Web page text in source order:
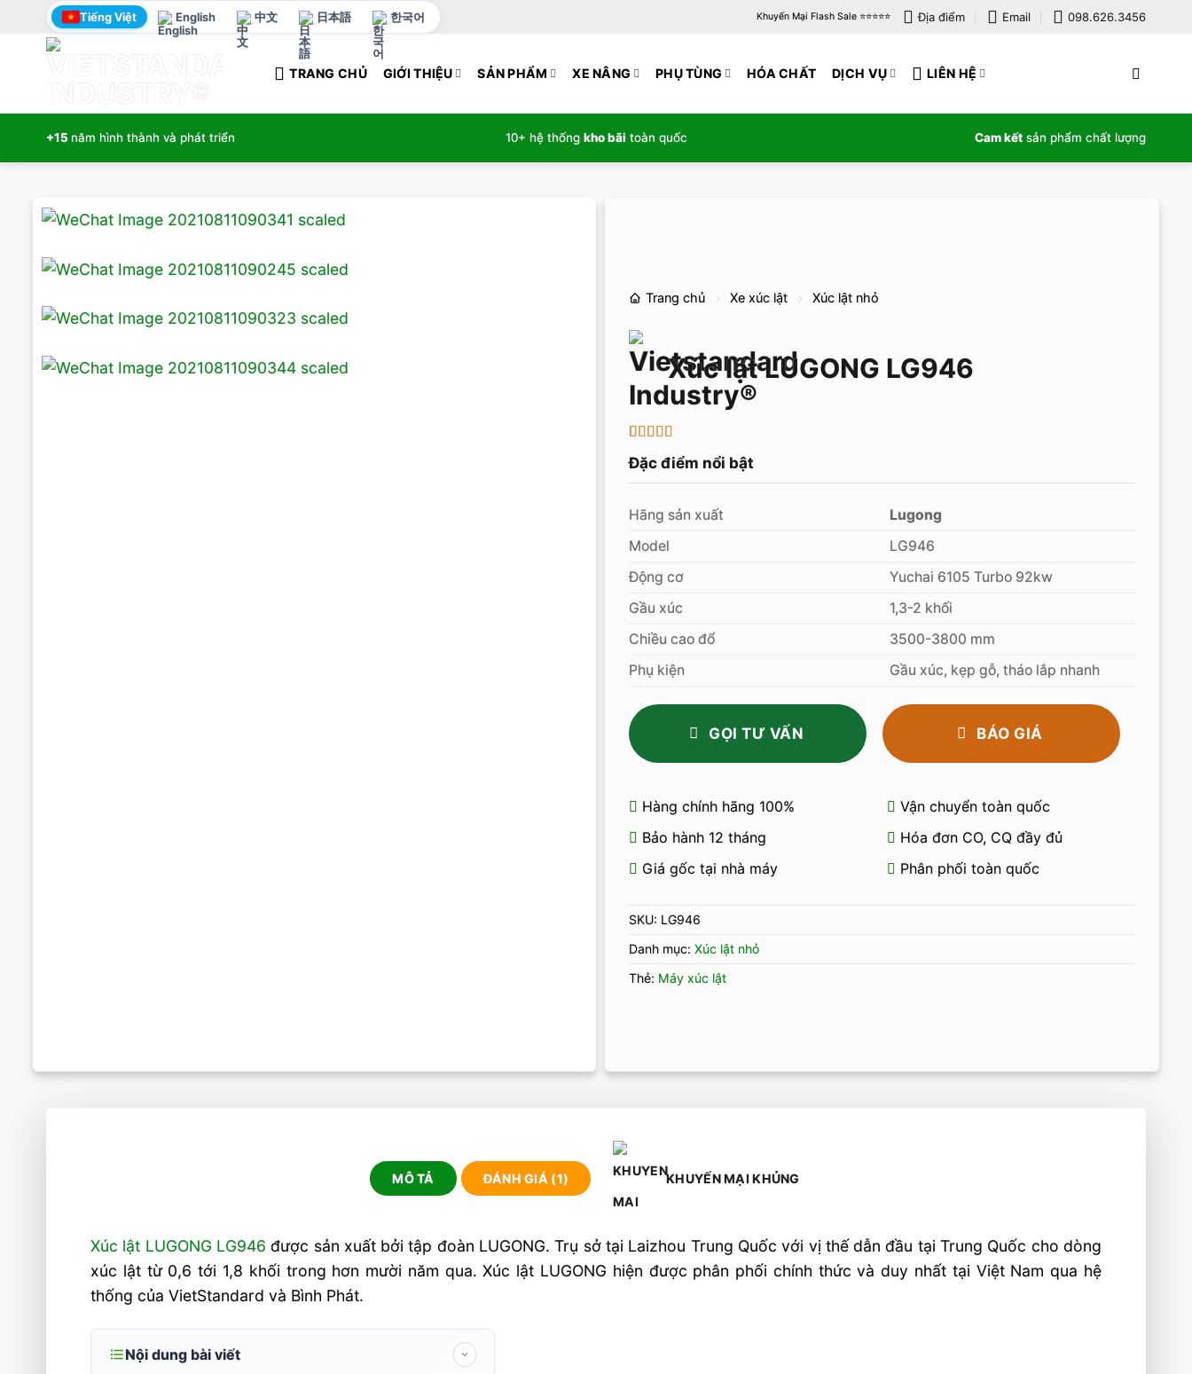
Tiếng Việt English 中文 日本語 한국어 Khuyến Mại Flash Sale ⭐️⭐️⭐️⭐️⭐️ Địa điểm Email 098.626.3456
TRANG CHỦ GIỚI THIỆU SẢN PHẨM XE NÂNG PHỤ TÙNG HÓA CHẤT DỊCH VỤ LIÊN HỆ
+15 năm hình thành và phát triển 10+ hệ thống kho bãi toàn quốc Cam kết sản phẩm chất lượng
Trang chủ Xe xúc lật Xúc lật nhỏ
Xúc lật LUGONG LG946
trên 5 dựa
trênđánh
giá
Đặc điểm nổi bật
Hãng sản xuất
Lugong
Model
LG946
Động cơ
Yuchai 6105 Turbo 92kw
Gầu xúc
1,3-2 khối
Chiều cao đổ
3500-3800 mm
Phụ kiện
Gầu xúc, kẹp gỗ, tháo lắp nhanh
GỌI TƯ VẤN BÁO GIÁ
Hàng chính hãng 100%
Vận chuyển toàn quốc
Bảo hành 12 tháng
Hóa đơn CO, CQ đầy đủ
Giá gốc tại nhà máy
Phân phối toàn quốc
SKU: LG946
Danh mục: Xúc lật nhỏ
Thẻ: Máy xúc lật
MÔ TẢ ĐÁNH GIÁ (1) KHUYẾN MẠI KHỦNG
Xúc lật LUGONG LG946 được sản xuất bởi tập đoàn LUGONG. Trụ sở tại Laizhou Trung Quốc với vị thế dẫn đầu tại Trung Quốc cho dòng
xúc lật từ 0,6 tới 1,8 khối trong hơn mười năm qua. Xúc lật LUGONG hiện được phân phối chính thức và duy nhất tại Việt Nam qua hệ
thống của VietStandard và Bình Phát.
Nội dung bài viết